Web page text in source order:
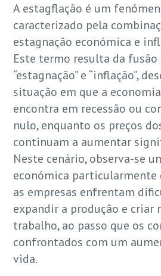
A estagflação é um
caracterizado pela
estagnação económica e
Este termo resulta da fusão
“estagnação” e “inflação”,
situação em que a
encontra em recessão ou
nulo, enquanto os preços
continuam a aumentar
Neste cenário, observa-se
económica particularmente
as empresas enfrentam
expandir a produção e criar
trabalho, ao passo que os
confrontados com um
vida.